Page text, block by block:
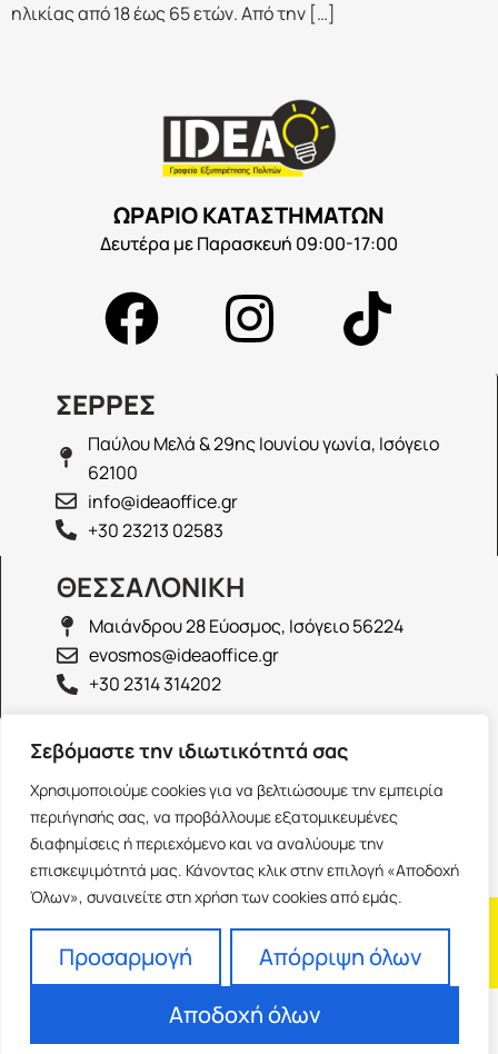
Σεβόμαστε την ιδιωτικότητά σας
Χρησιμοποιούμε cookies για να βελτιώσουμε την εμπειρία
περιήγησής σας, να προβάλλουμε εξατομικευμένες
διαφημίσεις ή περιεχόμενο και να αναλύουμε την
επισκεψιμότητά μας. Κάνοντας κλικ στην επιλογή «Αποδοχή
Όλων», συναινείτε στη χρήση των cookies από εμάς.
Προσαρμογή
Απόρριψη όλων
Αποδοχή όλων
ηλικίας από 18 έως 65 ετών. Από την […]
ΩΡΑΡΙΟ ΚΑΤΑΣΤΗΜΑΤΩΝ
Δευτέρα με Παρασκευή 09:00-17:00
ΣΕΡΡΕΣ
Παύλου Μελά & 29ης Ιουνίου γωνία, Ισόγειο
62100
info@ideaoffice.gr
+30 23213 02583
ΘΕΣΣΑΛΟΝΙΚΗ
Μαιάνδρου 28 Εύοσμος, Ισόγειο 56224
evosmos@ideaoffice.gr
+30 2314 314202
ΙΩΑΝΝΙΝΑ
Γεώργιου Καραϊσκάκη 38, Ισόγειο 45444
ioannina@ideaoffice.gr
+30 26516 08616
Franchise
Όροι Χρήσης
Powered by